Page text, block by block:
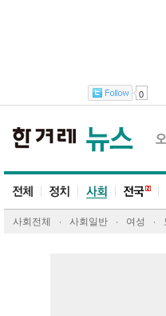
0
사회전체 사회일반 여성